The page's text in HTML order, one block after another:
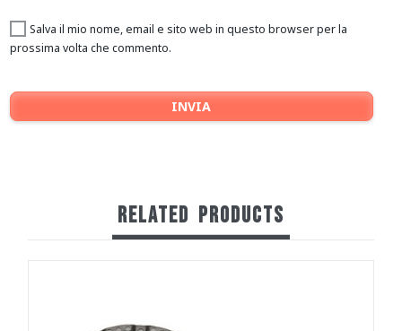
Salva il mio nome, email e sito web in questo browser per la
prossima volta che commento.
RELATED PRODUCTS